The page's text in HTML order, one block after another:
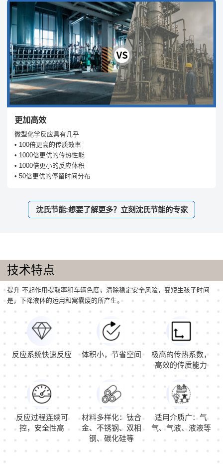
更加高效
微型化学反应具有几乎
• 100倍更高的传质效率
• 1000倍更优的传热性能
• 1000倍更小的反应体积
• 50倍更优的停留时间分布
沈氏节能:想要了解更多？立刻沈氏节能的专家
技术特点
提升 不起作用提取率和车辆色度，清除稳定安全风险，变短生孩子时间
是，下降液体的运用和窝囊废的所产生。
反应系统快速反应 体积小，节省空间
极高的传热系数，
高效的传质能力
反应过程连续可
控，安全性高
材料多样化：钛合
金、不锈钢、双相
钢、碳化硅等
适用介质广：气
气、气液、液液等